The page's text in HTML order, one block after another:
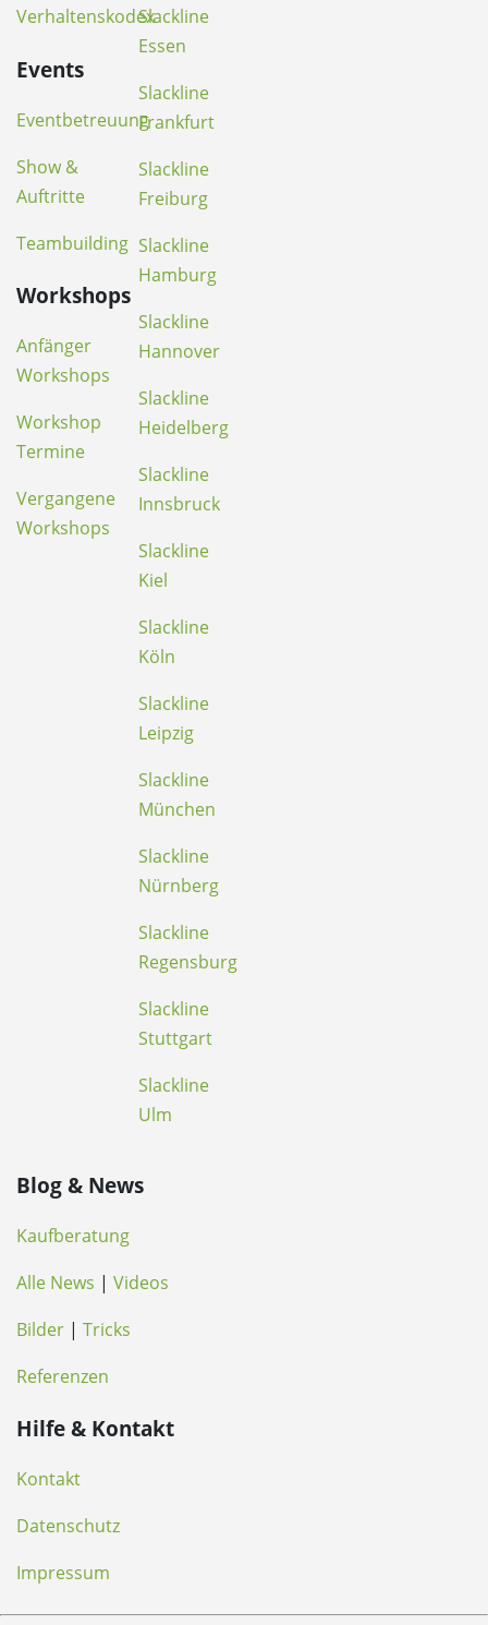
Verhaltenskodex
Events
Eventbetreuung
Show &
Auftritte
Teambuilding
Workshops
Anfänger
Workshops
Workshop
Termine
Vergangene
Workshops
Slackline
Essen
Slackline
Frankfurt
Slackline
Freiburg
Slackline
Hamburg
Slackline
Hannover
Slackline
Heidelberg
Slackline
Innsbruck
Slackline
Kiel
Slackline
Köln
Slackline
Leipzig
Slackline
München
Slackline
Nürnberg
Slackline
Regensburg
Slackline
Stuttgart
Slackline
Ulm
Blog & News
Kaufberatung
Alle News | Videos
Bilder | Tricks
Referenzen
Hilfe & Kontakt
Kontakt
Datenschutz
Impressum